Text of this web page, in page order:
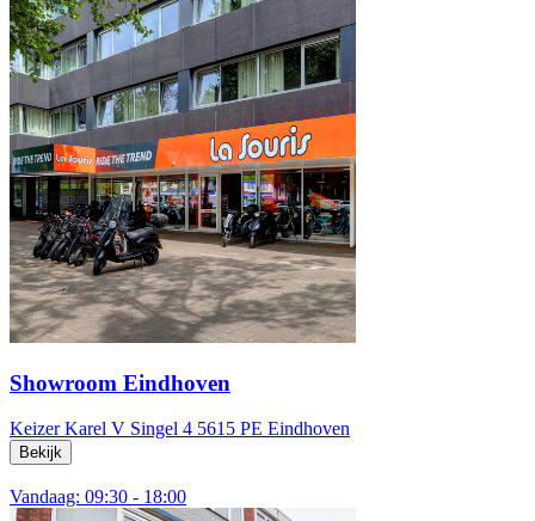
Showroom Eindhoven
Keizer Karel V Singel 4 5615 PE Eindhoven
Bekijk
Vandaag: 09:30 - 18:00